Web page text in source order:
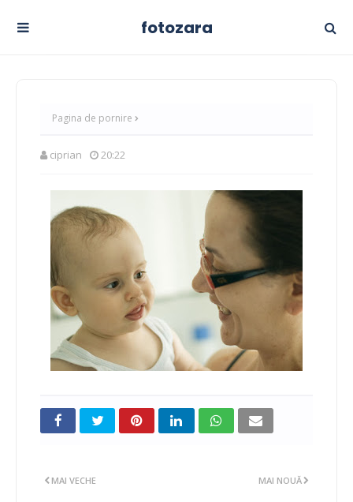
fotozara
Pagina de pornire
ciprian 20:22
MAI NOUĂ
MAI VECHE